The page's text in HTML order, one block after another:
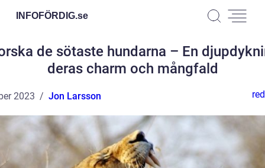
INFOFÖRDIG.se
de sötaste hundarna – En
deras charm och mångfald
2023 Jon Larsson